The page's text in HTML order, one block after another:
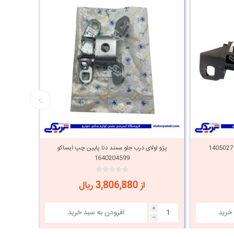
پژو لولای درب جلو سمند دنا پایین چپ ایساکو
1640204599
از 3,806,880 ریال
i
h